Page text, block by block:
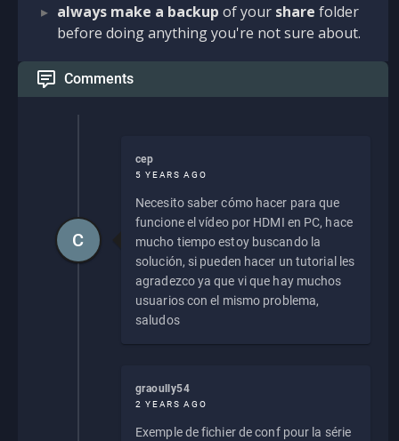
always make a backup of your share folder
before doing anything you're not sure about.
Comments
cep
5 YEARS AGO
Necesito saber cómo hacer para que
funcione el vídeo por HDMI en PC, hace
mucho tiempo estoy buscando la
solución, si pueden hacer un tutorial les
agradezco ya que vi que hay muchos
usuarios con el mismo problema,
saludos
C
graoully54
2 YEARS AGO
Exemple de fichier de conf pour la série